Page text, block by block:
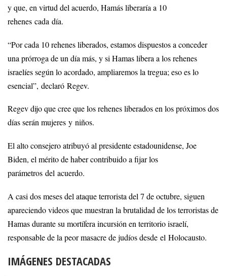
y que, en virtud del acuerdo, Hamás liberaría a 10
rehenes cada día.
“Por cada 10 rehenes liberados, estamos dispuestos a conceder
una prórroga de un día más, y si Hamas libera a los rehenes
israelíes según lo acordado, ampliaremos la tregua; eso es lo
esencial”, declaró Regev.
Regev dijo que cree que los rehenes liberados en los próximos dos
días serán mujeres y niños.
El alto consejero atribuyó al presidente estadounidense, Joe
Biden, el mérito de haber contribuido a fijar los
parámetros del acuerdo.
A casi dos meses del ataque terrorista del 7 de octubre, siguen
apareciendo videos que muestran la brutalidad de los terroristas de
Hamas durante su mortífera incursión en territorio israelí,
responsable de la peor masacre de judíos desde el Holocausto.
IMÁGENES DESTACADAS